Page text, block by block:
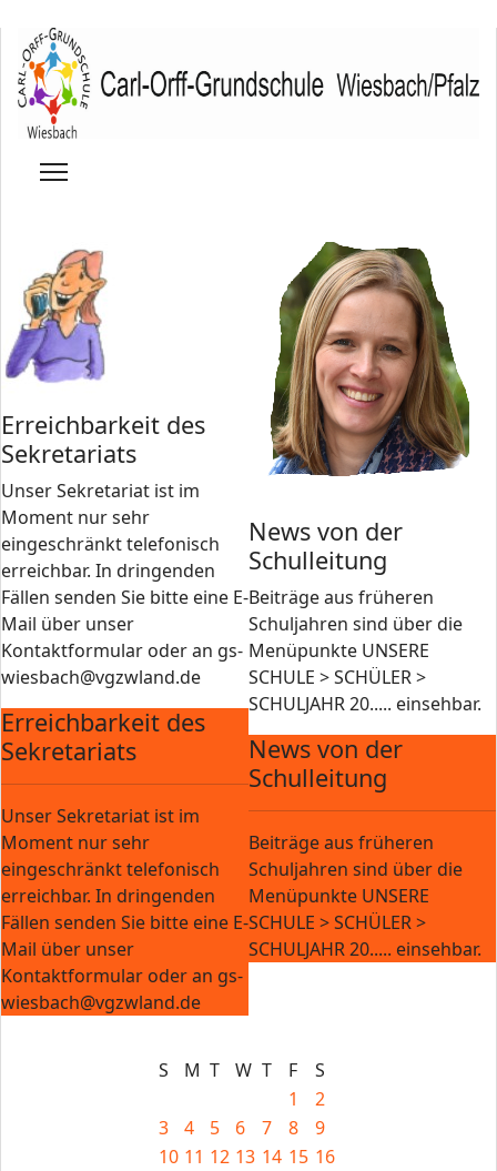
Erreichbarkeit des
Sekretariats
Unser Sekretariat ist im
Moment nur sehr
eingeschränkt telefonisch
erreichbar. In dringenden
Fällen senden Sie bitte eine E-
Mail über unser
Kontaktformular oder an gs-
wiesbach@vgzwland.de
Erreichbarkeit des
Sekretariats
Unser Sekretariat ist im
Moment nur sehr
eingeschränkt telefonisch
erreichbar. In dringenden
Fällen senden Sie bitte eine E-
Mail über unser
Kontaktformular oder an gs-
wiesbach@vgzwland.de
News von der
Schulleitung
Beiträge aus früheren
Schuljahren sind über die
Menüpunkte UNSERE
SCHULE > SCHÜLER >
SCHULJAHR 20..... einsehbar.
News von der
Schulleitung
Beiträge aus früheren
Schuljahren sind über die
Menüpunkte UNSERE
SCHULE > SCHÜLER >
SCHULJAHR 20..... einsehbar.
S M T W T F
S
1
2
3
4 5 6 7 8
9
10 11 12 13 14 15 16